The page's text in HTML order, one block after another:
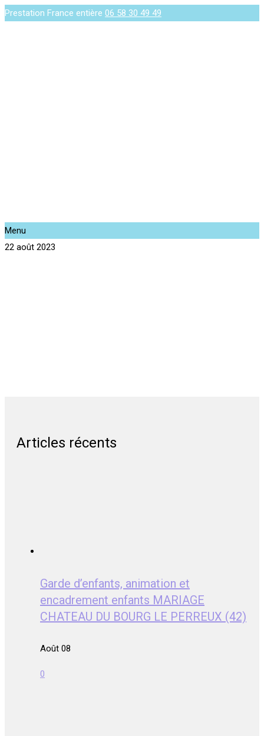
Prestation France entière 06 58 30 49 49
Menu
22 août 2023
Articles récents
Garde d’enfants, animation et
encadrement enfants MARIAGE
CHATEAU DU BOURG LE PERREUX (42)
Août 08
0